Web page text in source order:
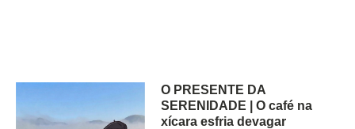
O PRESENTE DA
SERENIDADE | O café na
xícara esfria devagar